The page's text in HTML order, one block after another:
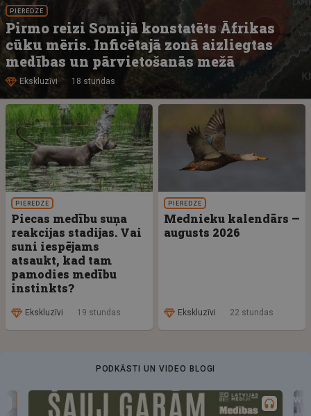
PIEREDZE
Pirmo reizi Somijā konstatēts Āfrikas
cūku mēris. Inficētajā zonā aizliegtas
medības un pārvietošanās mežā
Ekskluzīvi 18 stundas
PIEREDZE
Piecas medību suņa
reakcijas stadijas. Vai
suni iespējams
atsaukt, kad tam
pamodies medību
instinkts?
Ekskluzīvi 19 stundas
PIEREDZE
Mednieku kalendārs —
augusts 2026
Ekskluzīvi 22 stundas
PODKĀSTI UN VIDEO BLOGI